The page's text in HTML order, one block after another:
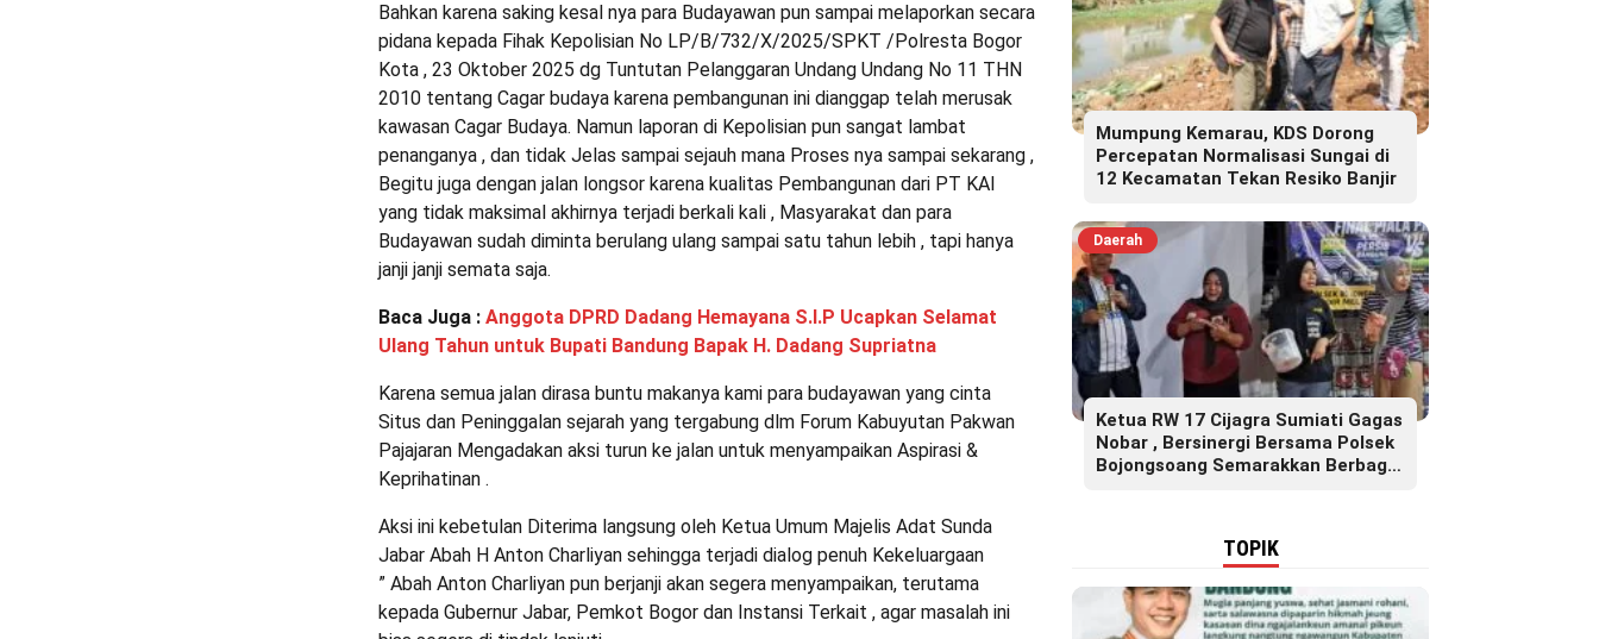
Bahkan karena saking kesal nya para Budayawan pun sampai melaporkan secara
pidana kepada Fihak Kepolisian No LP/B/732/X/2025/SPKT /Polresta Bogor
Kota , 23 Oktober 2025 dg Tuntutan Pelanggaran Undang Undang No 11 THN
2010 tentang Cagar budaya karena pembangunan ini dianggap telah merusak
kawasan Cagar Budaya. Namun laporan di Kepolisian pun sangat lambat
penanganya , dan tidak Jelas sampai sejauh mana Proses nya sampai sekarang ,
Begitu juga dengan jalan longsor karena kualitas Pembangunan dari PT KAI
yang tidak maksimal akhirnya terjadi berkali kali , Masyarakat dan para
Budayawan sudah diminta berulang ulang sampai satu tahun lebih , tapi hanya
janji janji semata saja.
Baca Juga : Anggota DPRD Dadang Hemayana S.I.P Ucapkan Selamat
Ulang Tahun untuk Bupati Bandung Bapak H. Dadang Supriatna
Karena semua jalan dirasa buntu makanya kami para budayawan yang cinta
Situs dan Peninggalan sejarah yang tergabung dlm Forum Kabuyutan Pakwan
Pajajaran Mengadakan aksi turun ke jalan untuk menyampaikan Aspirasi &
Keprihatinan .
Aksi ini kebetulan Diterima langsung oleh Ketua Umum Majelis Adat Sunda
Jabar Abah H Anton Charliyan sehingga terjadi dialog penuh Kekeluargaan
” Abah Anton Charliyan pun berjanji akan segera menyampaikan, terutama
kepada Gubernur Jabar, Pemkot Bogor dan Instansi Terkait , agar masalah ini
Mumpung Kemarau, KDS Dorong
Percepatan Normalisasi Sungai di
12 Kecamatan Tekan Resiko Banjir
Daerah
Ketua RW 17 Cijagra Sumiati Gagas
Nobar , Bersinergi Bersama Polsek
Bojongsoang Semarakkan Berbagi
TOPIK